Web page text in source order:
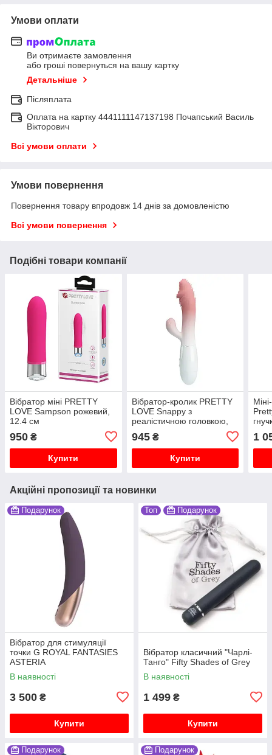
Умови оплати
Ви отримаєте замовлення
або гроші повернуться на вашу картку
Детальніше
Післяплата
Оплата на картку 4441111147137198 Почапський Василь
Вікторович
Всі умови оплати
Умови повернення
Повернення товару впродовж 14 днів за домовленістю
Всі умови повернення
Подібні товари компанії
Вібратор міні PRETTY
LOVE Sampson рожевий,
12.4 см
950 ₴
Купити
Вібратор-кролик PRETTY
LOVE Snappy з
реалістичною головкою,
945₴
Купити
1
Акційні пропозиції та новинки
Подарунок
Вібратор для стимуляції
точки G ROYAL FANTASIES
ASTERIA
В наявності
3 500 ₴
Купити
Топ Подарунок
Вібратор класичний "Чарлі-
Танго" Fifty Shades of Grey
В наявності
1 499 ₴
Купити
Подарунок Подарунок